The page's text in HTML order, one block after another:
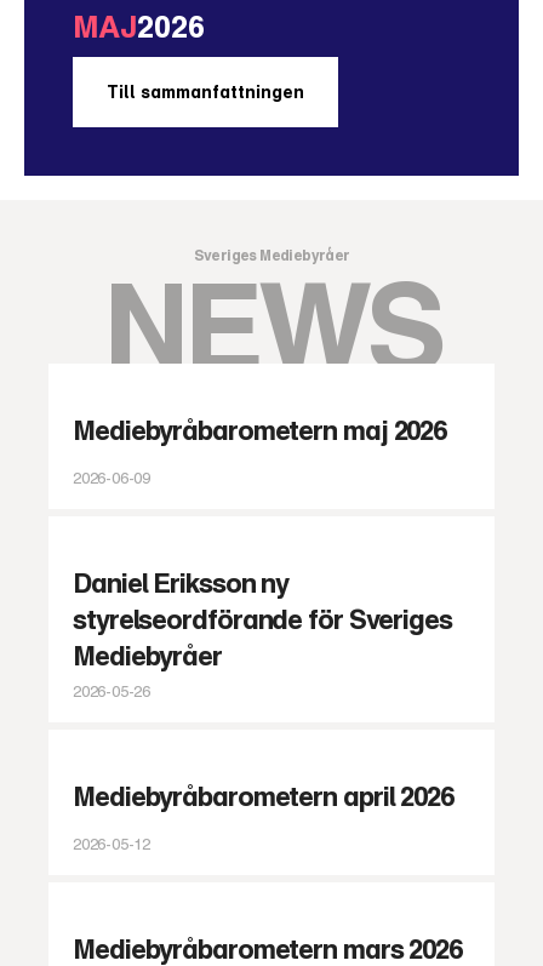
MAJ2026
Till sammanfattningen
Sveriges Mediebyråer
NEWS
Mediebyråbarometern maj 2026
2026-06-09
Daniel Eriksson ny
styrelseordförande för Sveriges
Mediebyråer
2026-05-26
Mediebyråbarometern april 2026
2026-05-12
Mediebyråbarometern mars 2026